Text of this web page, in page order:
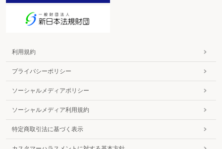
利用規約
プライバシーポリシー
ソーシャルメディアポリシー
ソーシャルメディア利用規約
特定商取引法に基づく表示